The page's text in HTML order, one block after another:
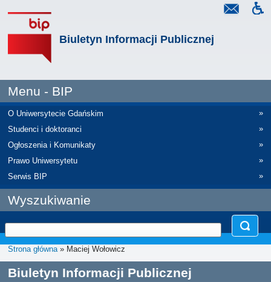
Biuletyn Informacji Publicznej
Menu - BIP
O Uniwersytecie Gdańskim
»
Studenci i doktoranci
»
Ogłoszenia i Komunikaty
»
Prawo Uniwersytetu
»
Serwis BIP
»
Wyszukiwanie
Strona główna» Maciej Wołowicz
Biuletyn Informacji Publicznej